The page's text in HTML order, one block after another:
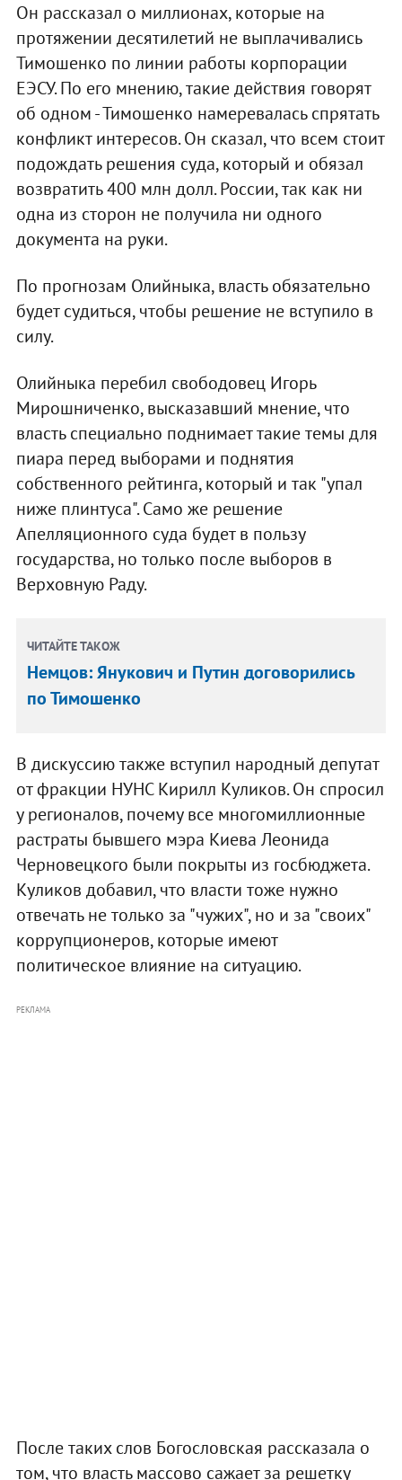
Он рассказал о миллионах, которые на
протяжении десятилетий не выплачивались
Тимошенко по линии работы корпорации
ЕЭСУ. По его мнению, такие действия говорят
об одном - Тимошенко намеревалась спрятать
конфликт интересов. Он сказал, что всем стоит
подождать решения суда, который и обязал
возвратить 400 млн долл. России, так как ни
одна из сторон не получила ни одного
документа на руки.
По прогнозам Олийныка, власть обязательно
будет судиться, чтобы решение не вступило в
силу.
Олийныка перебил свободовец Игорь
Мирошниченко, высказавший мнение, что
власть специально поднимает такие темы для
пиара перед выборами и поднятия
собственного рейтинга, который и так "упал
ниже плинтуса". Само же решение
Апелляционного суда будет в пользу
государства, но только после выборов в
Верховную Раду.
ЧИТАЙТЕ ТАКОЖ
Немцов: Янукович и Путин договорились
по Тимошенко
В дискуссию также вступил народный депутат
от фракции НУНС Кирилл Куликов. Он спросил
у регионалов, почему все многомиллионные
растраты бывшего мэра Киева Леонида
Черновецкого были покрыты из госбюджета.
Куликов добавил, что власти тоже нужно
отвечать не только за "чужих", но и за "своих"
коррупционеров, которые имеют
политическое влияние на ситуацию.
РЕКЛАМА
После таких слов Богословская рассказала о
том, что власть массово сажает за решетку